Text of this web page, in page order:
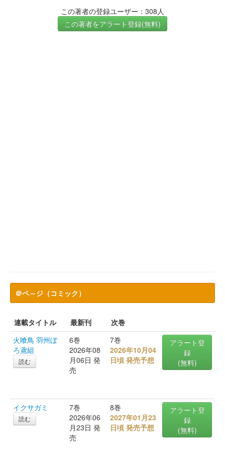
この著者の登録ユーザー：308人
この著者をアラート登録(無料)
＠ペ～ジ（コミック）
連載タイトル 最新刊
次巻
火喰鳥 羽州ぼ
ろ鳶組
読む
6巻
2026年08
月06日 発
売
7巻
2026年10月04
日頃 発売予想
アラート登
録
(無料)
イクサガミ
読む
7巻
2026年06
月23日 発
売
8巻
2027年01月23
日頃 発売予想
アラート登
録
(無料)